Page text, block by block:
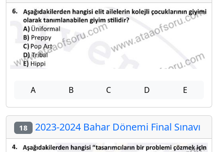
A B C D E
18 2023-2024 Bahar Dönemi Final Sınavı